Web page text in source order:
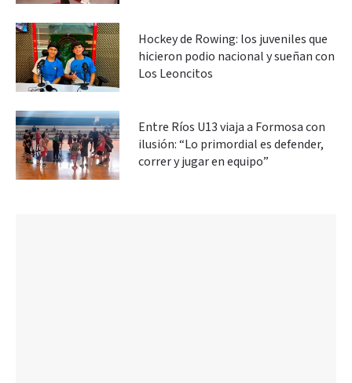
Hockey de Rowing: los juveniles que
hicieron podio nacional y sueñan con
Los Leoncitos
Entre Ríos U13 viaja a Formosa con
ilusión: “Lo primordial es defender,
correr y jugar en equipo”